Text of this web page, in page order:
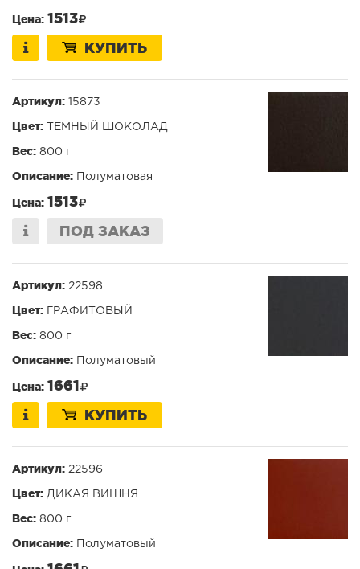
Цена: 1513
КУПИТЬ
Артикул: 15873
Цвет: ТЕМНЫЙ ШОКОЛАД
Вес: 800 г
Описание: Полуматовая
Цена: 1513
ПОД ЗАКАЗ
Артикул: 22598
Цвет: ГРАФИТОВЫЙ
Вес: 800 г
Описание: Полуматовый
Цена: 1661
КУПИТЬ
Артикул: 22596
Цвет: ДИКАЯ ВИШНЯ
Вес: 800 г
Описание: Полуматовый